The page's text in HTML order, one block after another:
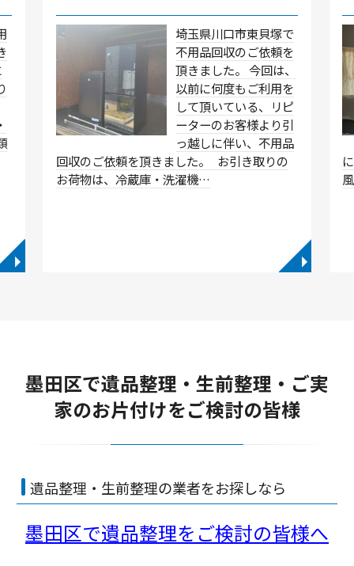
◥
埼玉県川口市東貝塚で
不用品回収のご依頼を
頂きました。 今回は、
以前に何度もご利用を
して頂いている、リピ
ーターのお客様より引
っ越しに伴い、不用品
回収のご依頼を頂きました。 お引き取りの
お荷物は、冷蔵庫・洗濯機…
◥
墨田区で遺品整理・生前整理・ご実
家のお片付けをご検討の皆様
遺品整理・生前整理の業者をお探しなら
墨田区で遺品整理をご検討の皆様へ